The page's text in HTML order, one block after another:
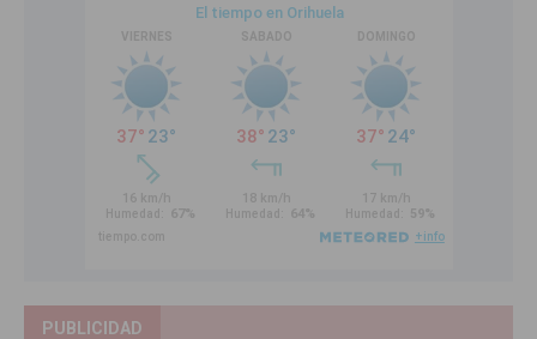
PUBLICIDAD